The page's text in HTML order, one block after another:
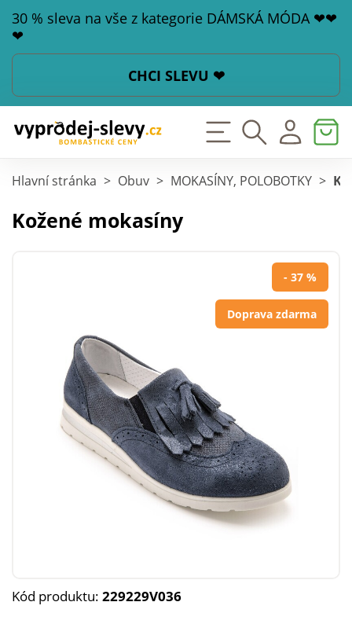
30 % sleva na vše z kategorie DÁMSKÁ MÓDA ❤❤
❤
CHCI SLEVU ❤
Hlavní stránka > Obuv > MOKASÍNY, POLOBOTKY >
Kožené mokasíny
- 37 %
Doprava zdarma
Kód produktu: 229229V036